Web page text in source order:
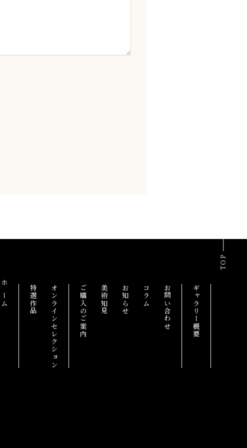
ホーム 特選作品 オンラインセレクション ご購入のご案内 美術知見 お知らせ コラム お問い合わせ ギャラリー概要
TOP